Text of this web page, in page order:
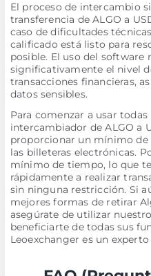
El proceso de intercambio
transferencia de ALGO a
caso de dificultades
calificado está listo para
posible. El uso del software
significativamente el nivel
transacciones financieras,
datos sensibles.
Para comenzar a usar
intercambiador de ALGO a
proporcionar un mínimo
las billeteras electrónicas.
mínimo de tiempo, lo que
rápidamente a realizar
sin ninguna restricción. Si
mejores formas de retirar
asegúrate de utilizar
beneficiarte de todas sus
Leoexchanger es un